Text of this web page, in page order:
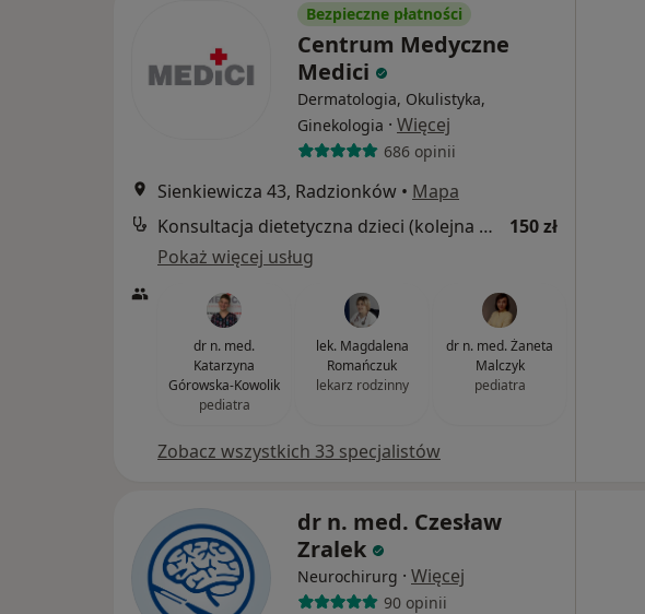
Bezpieczne płatności
Centrum Medyczne
Medici
Dermatologia, Okulistyka,
Ginekologia · Więcej
686 opinii
Sienkiewicza 43, Radzionków • Mapa
Konsultacja dietetyczna dzieci (kolejna wizyta)
150 zł
Pokaż więcej usług
dr n. med.
Katarzyna
Górowska-Kowolik
pediatra
lek. Magdalena
Romańczuk
lekarz rodzinny
dr n. med. Żaneta
Malczyk
pediatra
Zobacz wszystkich 33 specjalistów
dr n. med. Czesław
Zralek
Neurochirurg · Więcej
90 opinii